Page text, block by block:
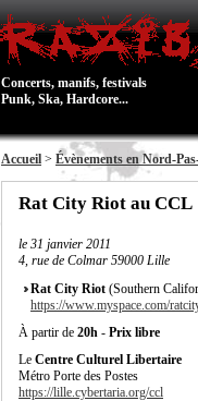
Concerts, manifs, festivals
Punk, Ska, Hardcore...
Accueil > Évènements en Nord-
Rat City Riot au CCL
le 31 janvier 2011
4, rue de Colmar 59000 Lille
Rat City Riot (Southern
https://www.myspace.com/
À partir de 20h - Prix libre
Le Centre Culturel Libertaire
Métro Porte des Postes
https://lille.cybertaria.org/ccl